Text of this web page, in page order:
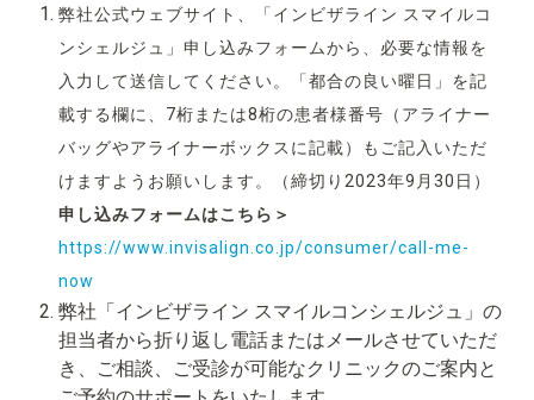
弊社公式ウェブサイト、「インビザライン スマイルコ
ンシェルジュ」申し込みフォームから、必要な情報を
入力して送信してください。「都合の良い曜日」を記
載する欄に、7桁または8桁の患者様番号（アライナー
バッグやアライナーボックスに記載）もご記入いただ
けますようお願いします。（締切り2023年9月30日）
申し込みフォームはこちら＞
https://www.invisalign.co.jp/consumer/call-me-
now
弊社「インビザライン スマイルコンシェルジュ」の
担当者から折り返し電話またはメールさせていただ
き、ご相談、ご受診が可能なクリニックのご案内と